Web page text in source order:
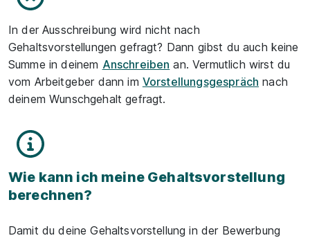
In der Ausschreibung wird nicht nach
Gehaltsvorstellungen gefragt? Dann gibst du auch keine
Summe in deinem Anschreiben an. Vermutlich wirst du
vom Arbeitgeber dann im Vorstellungsgespräch nach
deinem Wunschgehalt gefragt.
Wie kann ich meine Gehaltsvorstellung
berechnen?
Damit du deine Gehaltsvorstellung in der Bewerbung